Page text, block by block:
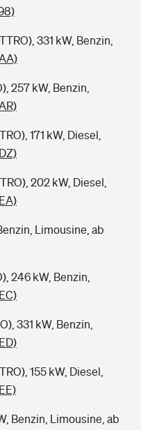
331 kW, Benzin,
257 kW, Benzin,
171 kW, Diesel,
202 kW, Diesel,
Limousine, ab
246 kW, Benzin,
331 kW, Benzin,
155 kW, Diesel,
Benzin, Limousine, ab